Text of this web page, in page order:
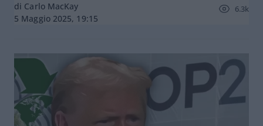
di Carlo MacKay
5 Maggio 2025, 19:15
6.3k